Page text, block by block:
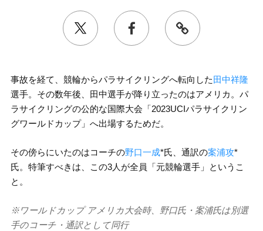
事故を経て、競輪からパラサイクリングへ転向した田中祥隆
選手。その数年後、田中選手が降り立ったのはアメリカ。パ
ラサイクリングの公的な国際大会「2023UCIパラサイクリン
グワールドカップ」へ出場するためだ。
その傍らにいたのはコーチの野口一成*氏、通訳の案浦攻*
氏。特筆すべきは、この3人が全員「元競輪選手」というこ
と。
※ワールドカップ アメリカ大会時、野口氏・案浦氏は別選
手のコーチ・通訳として同行